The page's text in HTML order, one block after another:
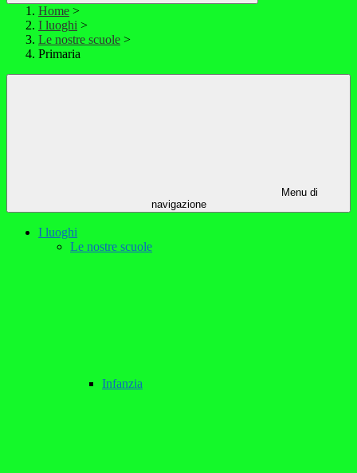
Home >
I luoghi >
Le nostre scuole >
Primaria
Menu di
navigazione
I luoghi
Le nostre scuole
Infanzia